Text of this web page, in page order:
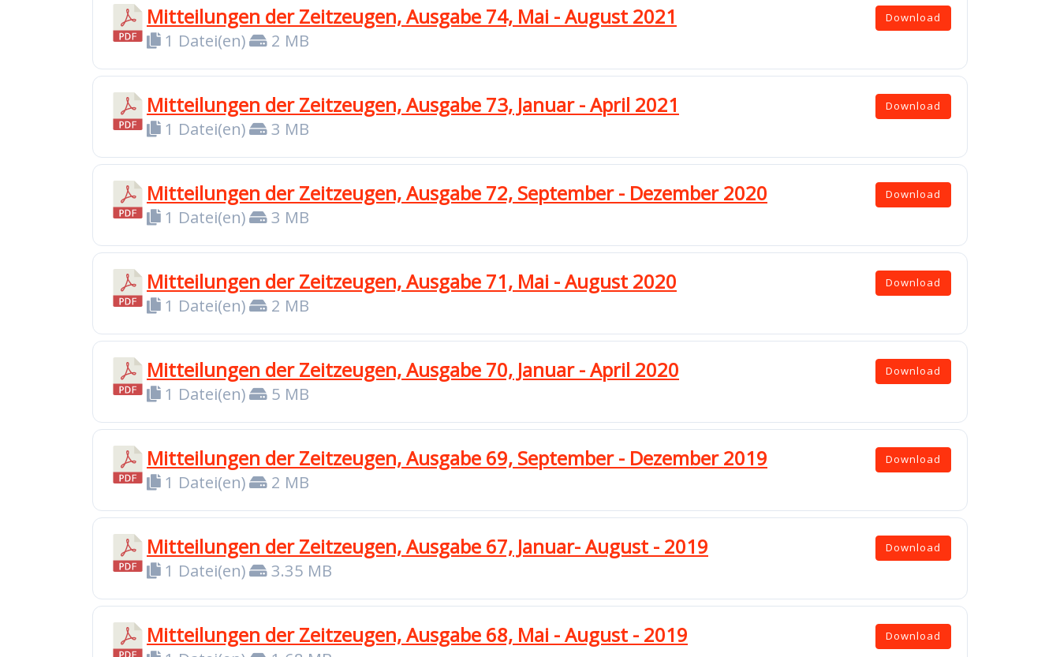
Mitteilungen der Zeitzeugen, Ausgabe 74, Mai - August 2021
1 Datei(en) 2 MB
Download
Mitteilungen der Zeitzeugen, Ausgabe 73, Januar - April 2021
1 Datei(en) 3 MB
Download
Mitteilungen der Zeitzeugen, Ausgabe 72, September - Dezember 2020
1 Datei(en) 3 MB
Download
Mitteilungen der Zeitzeugen, Ausgabe 71, Mai - August 2020
1 Datei(en) 2 MB
Download
Mitteilungen der Zeitzeugen, Ausgabe 70, Januar - April 2020
1 Datei(en) 5 MB
Download
Mitteilungen der Zeitzeugen, Ausgabe 69, September - Dezember 2019
1 Datei(en) 2 MB
Download
Mitteilungen der Zeitzeugen, Ausgabe 67, Januar- August - 2019
1 Datei(en) 3.35 MB
Download
Mitteilungen der Zeitzeugen, Ausgabe 68, Mai - August - 2019 Download